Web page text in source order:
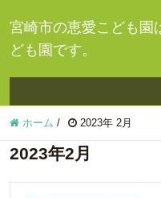
宮崎市の恵愛こども園
ども園です。
ホーム / 2023年 2月
2023年2月